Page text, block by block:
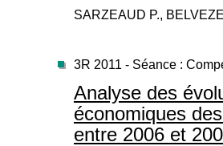
SARZEAUD P.,
3R 2011 - Séance :
Analyse des
économiques
entre 2006 et